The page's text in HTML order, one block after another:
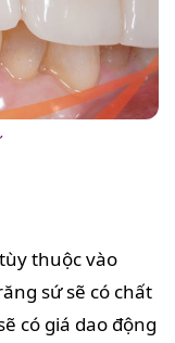
thuộc vào
sứ sẽ có chất
có giá dao động